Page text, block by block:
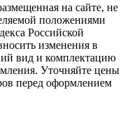
на сайте, не
положениями
Российской
изменения в
вид и комплектацию
Уточняйте цены
перед оформлением